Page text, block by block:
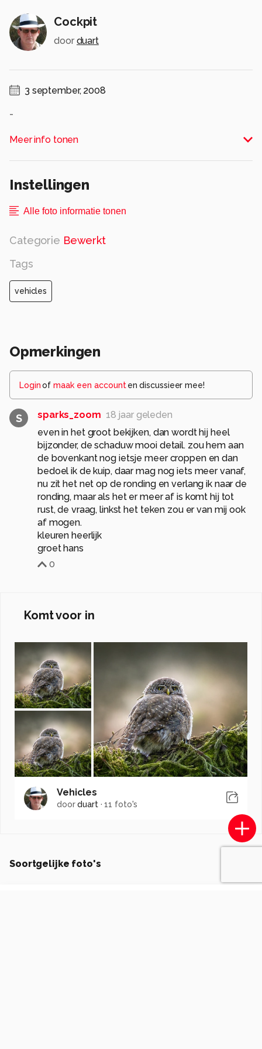
Cockpit
door duart
3 september, 2008
-
Alle rechten voorbehouden
Meer info tonen
Instellingen
Alle foto informatie tonen
Categorie Bewerkt
Tags
vehicles
Opmerkingen
Loginof maak een account en discussieer mee!
S sparks_zoom 18 jaar geleden
even in het groot bekijken, dan wordt hij heel
bijzonder, de schaduw mooi detail. zou hem aan
de bovenkant nog ietsje meer croppen en dan
bedoel ik de kuip, daar mag nog iets meer vanaf,
nu zit het net op de ronding en verlang ik naar de
ronding, maar als het er meer af is komt hij tot
rust, de vraag, linkst het teken zou er van mij ook
af mogen.
kleuren heerlijk
groet hans
0
Komt voor in
Vehicles
doorduart·11 foto's
Soortgelijke foto's